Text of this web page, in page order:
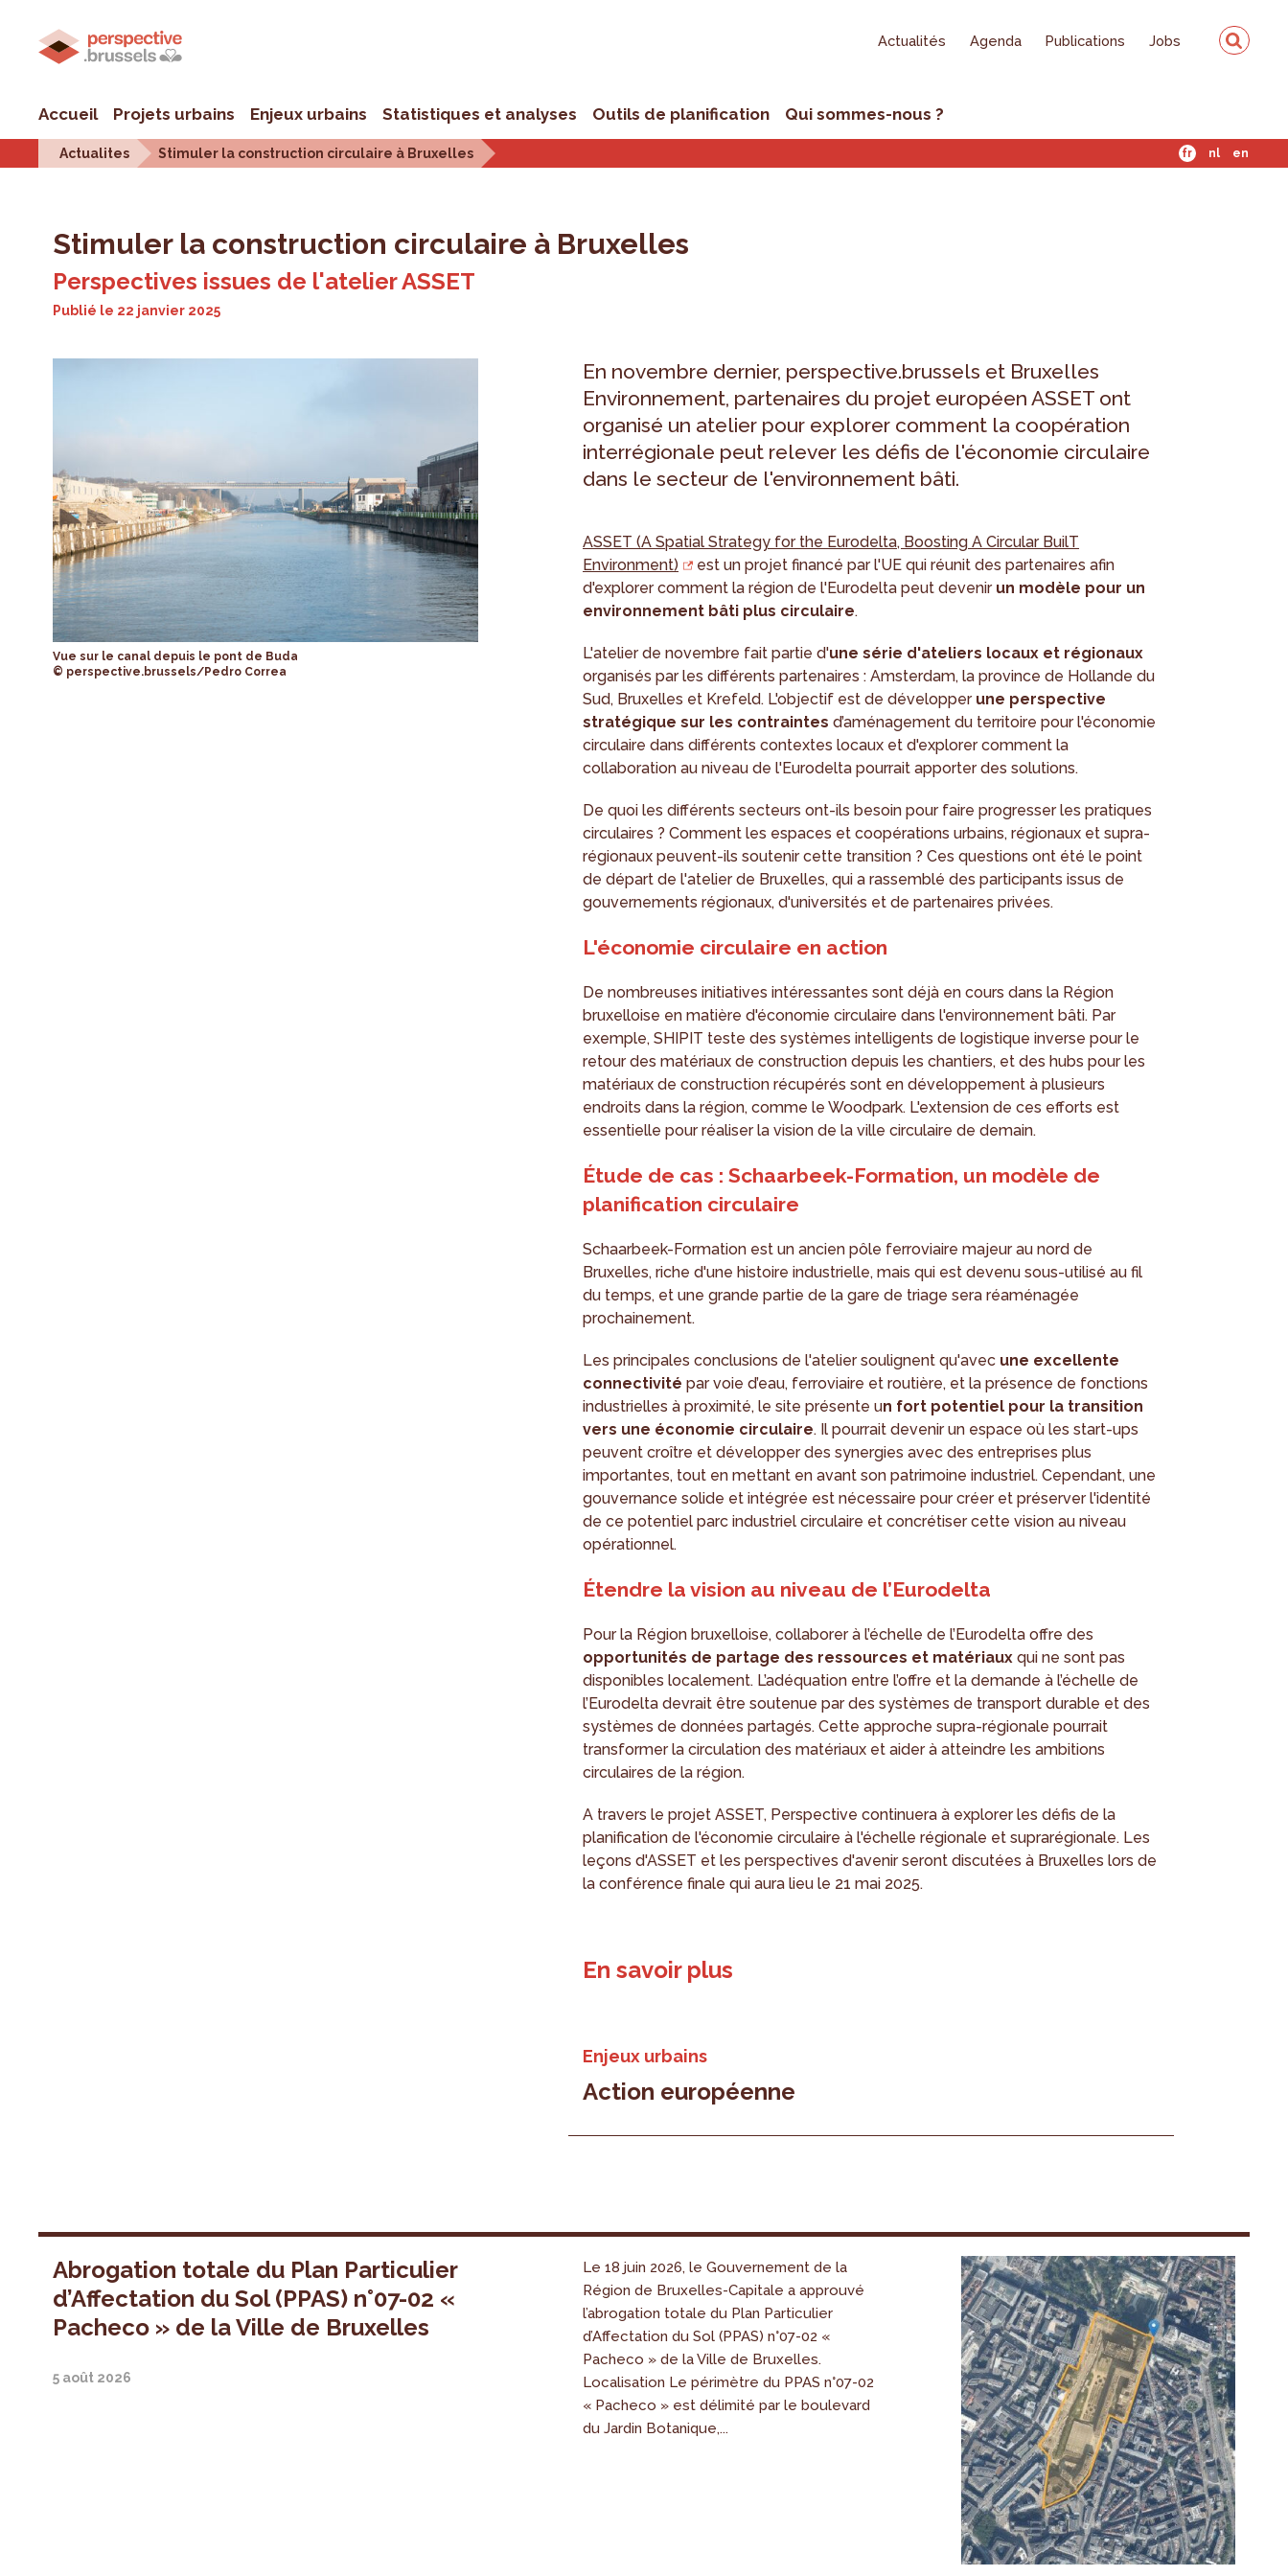
Actualités Agenda Publications Jobs
Accueil Projets urbains Enjeux urbains Statistiques et analyses Outils de planification Qui sommes-nous ?
Actualites Stimuler la construction circulaire à Bruxelles fr nl en
Stimuler la construction circulaire à Bruxelles
Perspectives issues de l'atelier ASSET
Publié le 22 janvier 2025
Vue sur le canal depuis le pont de Buda
© perspective.brussels/Pedro Correa
En novembre dernier, perspective.brussels et Bruxelles
Environnement, partenaires du projet européen ASSET ont
organisé un atelier pour explorer comment la coopération
interrégionale peut relever les défis de l'économie circulaire
dans le secteur de l'environnement bâti.
ASSET (A Spatial Strategy for the Eurodelta, Boosting A Circular BuilT
Environment)
est un projet financé par l'UE qui réunit des partenaires afin
d'explorer comment la région de l'Eurodelta peut devenir un modèle pour un
environnement bâti plus circulaire.
L'atelier de novembre fait partie d'une série d'ateliers locaux et régionaux
organisés par les différents partenaires : Amsterdam, la province de Hollande du
Sud, Bruxelles et Krefeld. L'objectif est de développer une perspective
stratégique sur les contraintes d’aménagement du territoire pour l'économie
circulaire dans différents contextes locaux et d'explorer comment la
collaboration au niveau de l'Eurodelta pourrait apporter des solutions.
De quoi les différents secteurs ont-ils besoin pour faire progresser les pratiques
circulaires ? Comment les espaces et coopérations urbains, régionaux et supra-
régionaux peuvent-ils soutenir cette transition ? Ces questions ont été le point
de départ de l'atelier de Bruxelles, qui a rassemblé des participants issus de
gouvernements régionaux, d'universités et de partenaires privées.
L'économie circulaire en action
De nombreuses initiatives intéressantes sont déjà en cours dans la Région
bruxelloise en matière d'économie circulaire dans l'environnement bâti. Par
exemple, SHIPIT teste des systèmes intelligents de logistique inverse pour le
retour des matériaux de construction depuis les chantiers, et des hubs pour les
matériaux de construction récupérés sont en développement à plusieurs
endroits dans la région, comme le Woodpark. L'extension de ces efforts est
essentielle pour réaliser la vision de la ville circulaire de demain.
Étude de cas : Schaarbeek-Formation, un modèle de
planification circulaire
Schaarbeek-Formation est un ancien pôle ferroviaire majeur au nord de
Bruxelles, riche d'une histoire industrielle, mais qui est devenu sous-utilisé au fil
du temps, et une grande partie de la gare de triage sera réaménagée
prochainement.
Les principales conclusions de l'atelier soulignent qu'avec une excellente
connectivité par voie d’eau, ferroviaire et routière, et la présence de fonctions
industrielles à proximité, le site présente un fort potentiel pour la transition
vers une économie circulaire. Il pourrait devenir un espace où les start-ups
peuvent croître et développer des synergies avec des entreprises plus
importantes, tout en mettant en avant son patrimoine industriel. Cependant, une
gouvernance solide et intégrée est nécessaire pour créer et préserver l'identité
de ce potentiel parc industriel circulaire et concrétiser cette vision au niveau
opérationnel.
Étendre la vision au niveau de l’Eurodelta
Pour la Région bruxelloise, collaborer à l’échelle de l’Eurodelta offre des
opportunités de partage des ressources et matériaux qui ne sont pas
disponibles localement. L’adéquation entre l’offre et la demande à l’échelle de
l’Eurodelta devrait être soutenue par des systèmes de transport durable et des
systèmes de données partagés. Cette approche supra-régionale pourrait
transformer la circulation des matériaux et aider à atteindre les ambitions
circulaires de la région.
A travers le projet ASSET, Perspective continuera à explorer les défis de la
planification de l'économie circulaire à l'échelle régionale et suprarégionale. Les
leçons d'ASSET et les perspectives d'avenir seront discutées à Bruxelles lors de
la conférence finale qui aura lieu le 21 mai 2025.
En savoir plus
Enjeux urbains
Action européenne
Abrogation totale du Plan Particulier
d’Affectation du Sol (PPAS) n°07-02 «
Pacheco » de la Ville de Bruxelles
5 août 2026
Le 18 juin 2026, le Gouvernement de la
Région de Bruxelles-Capitale a approuvé
l’abrogation totale du Plan Particulier
d’Affectation du Sol (PPAS) n°07-02 «
Pacheco » de la Ville de Bruxelles.
Localisation Le périmètre du PPAS n°07-02
« Pacheco » est délimité par le boulevard
du Jardin Botanique,...